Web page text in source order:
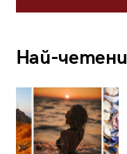
Най-четени